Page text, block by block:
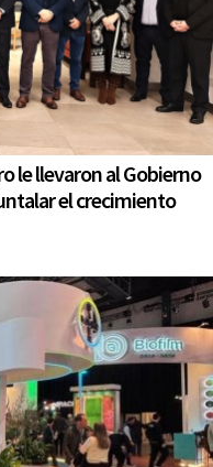
le llevaron al Gobierno
el crecimiento